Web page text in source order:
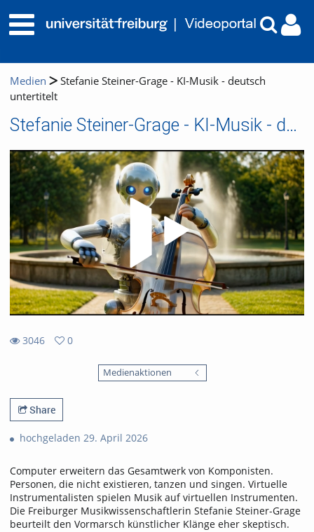
Medien
Stefanie Steiner-Grage - KI-Musik - deutsch
untertitelt
Stefanie Steiner-Grage - KI-Musik - deutsch untertitelt
3046
0
Medienaktionen
Share
hochgeladen 29. April 2026
Computer erweitern das Gesamtwerk von Komponisten.
Personen, die nicht existieren, tanzen und singen. Virtuelle
Instrumentalisten spielen Musik auf virtuellen Instrumenten.
Die Freiburger Musikwissenschaftlerin Stefanie Steiner-Grage
beurteilt den Vormarsch künstlicher Klänge eher skeptisch.